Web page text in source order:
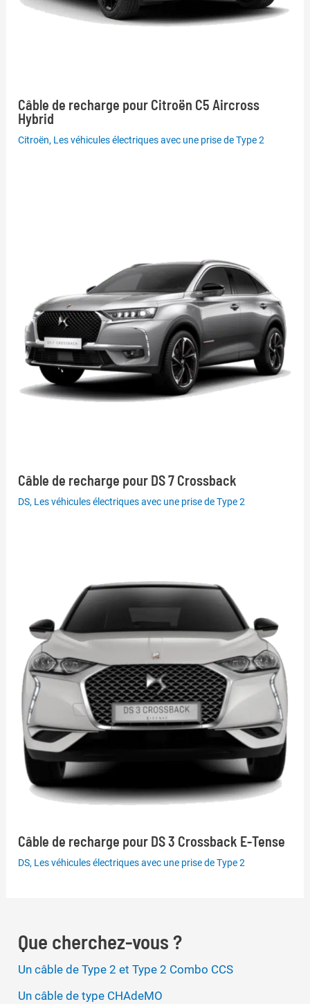
Câble de recharge pour Citroën C5 Aircross
Hybrid
Citroën, Les véhicules électriques avec une prise de Type 2
Câble de recharge pour DS 7 Crossback
DS, Les véhicules électriques avec une prise de Type 2
Câble de recharge pour DS 3 Crossback E-Tense
DS, Les véhicules électriques avec une prise de Type 2
Que cherchez-vous ?
Un câble de Type 2 et Type 2 Combo CCS
Un câble de type CHAdeMO